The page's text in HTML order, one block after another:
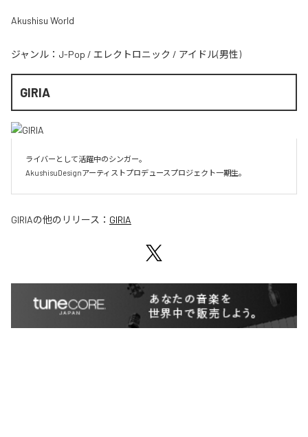
Akushisu World
ジャンル： J-Pop / エレクトロニック / アイドル(男性)
GIRIA
ライバーとして活躍中のシンガー。
AkushisuDesignアーティストプロデュースプロジェクト一期生。
GIRIAの他のリリース： GIRIA